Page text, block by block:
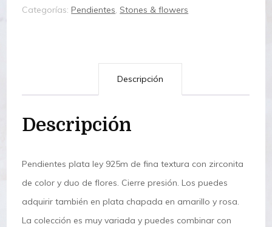
Categorías:Pendientes,Stones & flowers
Descripción
Descripción
Pendientes plata ley 925m de fina textura con zirconita
de color y duo de flores. Cierre presión. Los puedes
adquirir también en plata chapada en amarillo y rosa.
La colección es muy variada y puedes combinar con